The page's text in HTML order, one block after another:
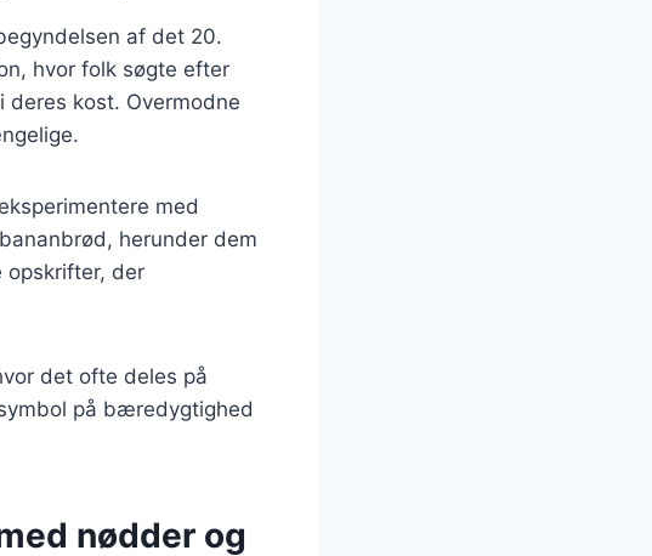
af det 20.
hvor folk søgte efter
kost. Overmodne
med
herunder dem
opskrifter, der
det ofte deles på
på bæredygtighed
nødder og